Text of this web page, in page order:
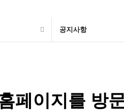
공지사항
페이지를 방